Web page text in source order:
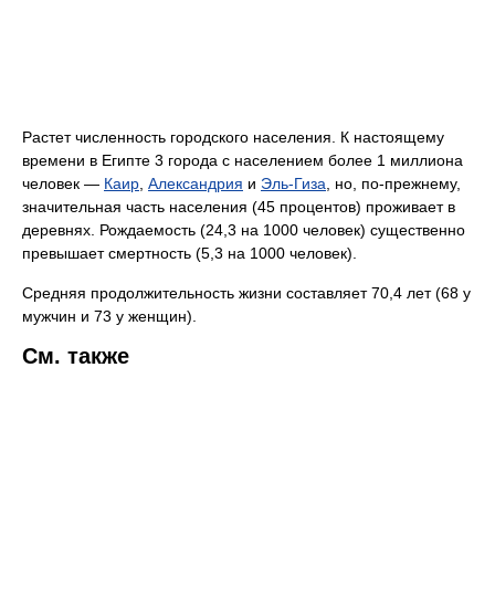
Растет численность городского населения. К настоящему
времени в Египте 3 города с населением более 1 миллиона
человек — Каир Александрия и Эль-Гиза , но, по-прежнему,
значительная часть населения (45 процентов) проживает в
деревнях. Рождаемость (24,3 на 1000 человек) существенно
превышает смертность (5,3 на 1000 человек).
Средняя продолжительность жизни составляет 70,4 лет (68 у
мужчин и 73 у женщин).
См. также